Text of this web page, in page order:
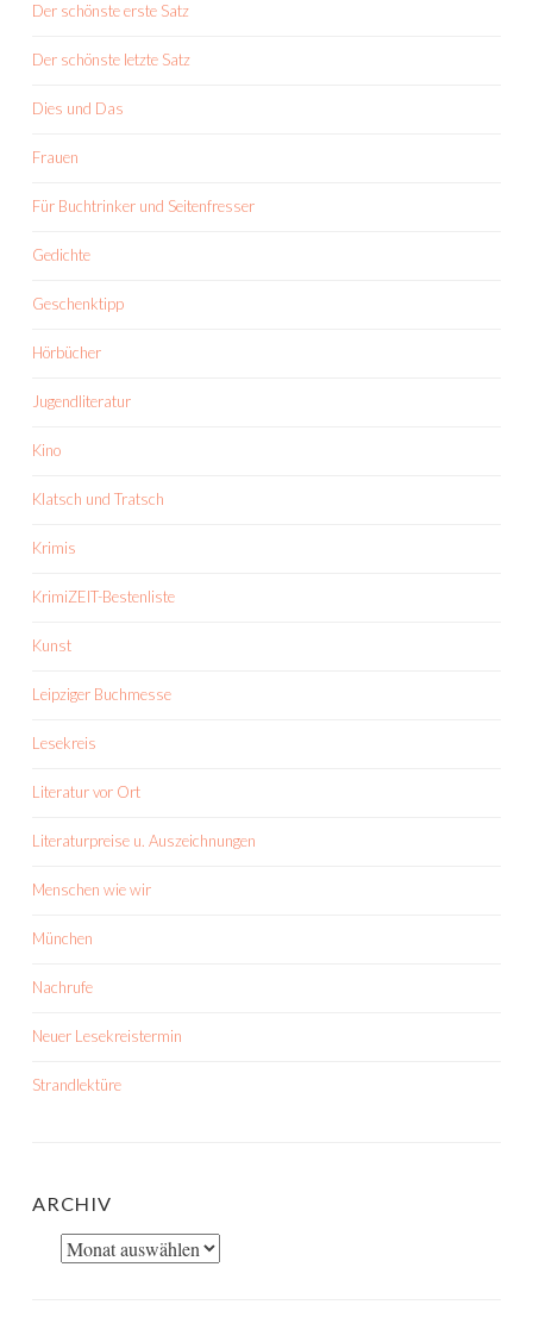
Der schönste erste Satz
Der schönste letzte Satz
Dies und Das
Frauen
Für Buchtrinker und Seitenfresser
Gedichte
Geschenktipp
Hörbücher
Jugendliteratur
Kino
Klatsch und Tratsch
Krimis
KrimiZEIT-Bestenliste
Kunst
Leipziger Buchmesse
Lesekreis
Literatur vor Ort
Literaturpreise u. Auszeichnungen
Menschen wie wir
München
Nachrufe
Neuer Lesekreistermin
Strandlektüre
ARCHIV
Archiv